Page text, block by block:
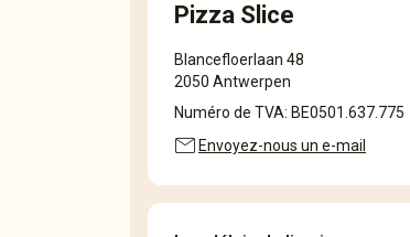
Pizza Slice
Blancefloerlaan 48
2050 Antwerpen
Numéro de TVA: BE0501.637.775
mail Envoyez-nous un e-mail